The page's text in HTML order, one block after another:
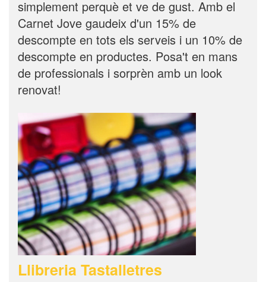
simplement perquè et ve de gust. Amb el
Carnet Jove gaudeix d'un 15% de
descompte en tots els serveis i un 10% de
descompte en productes. Posa't en mans
de professionals i sorprèn amb un look
renovat!
Llibreria Tastalletres